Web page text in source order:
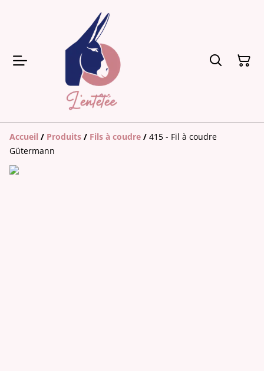
Accueil / Produits / Fils à coudre / 415 - Fil à coudre
Gütermann